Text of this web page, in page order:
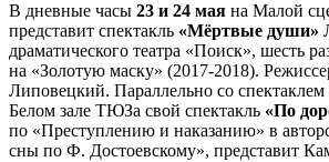
В дневные часы 23 и 24 мая на Малой
представит спектакль «Мёртвые души»
драматического театра «Поиск», шесть
на «Золотую маску» (2017-2018).
Липовецкий. Параллельно со
Белом зале ТЮЗа свой спектакль «По
по «Преступлению и наказанию» в
сны по Ф. Достоевскому», представит